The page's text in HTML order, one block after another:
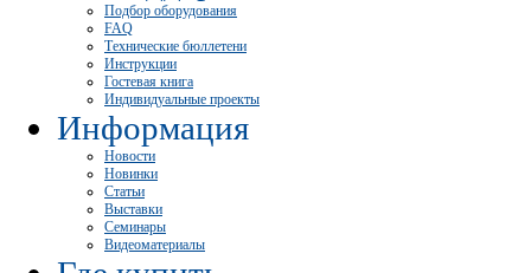
Подбор оборудования
FAQ
Технические бюллетени
Инструкции
Гостевая книга
Индивидуальные проекты
Информация
Новости
Новинки
Статьи
Выставки
Семинары
Видеоматериалы